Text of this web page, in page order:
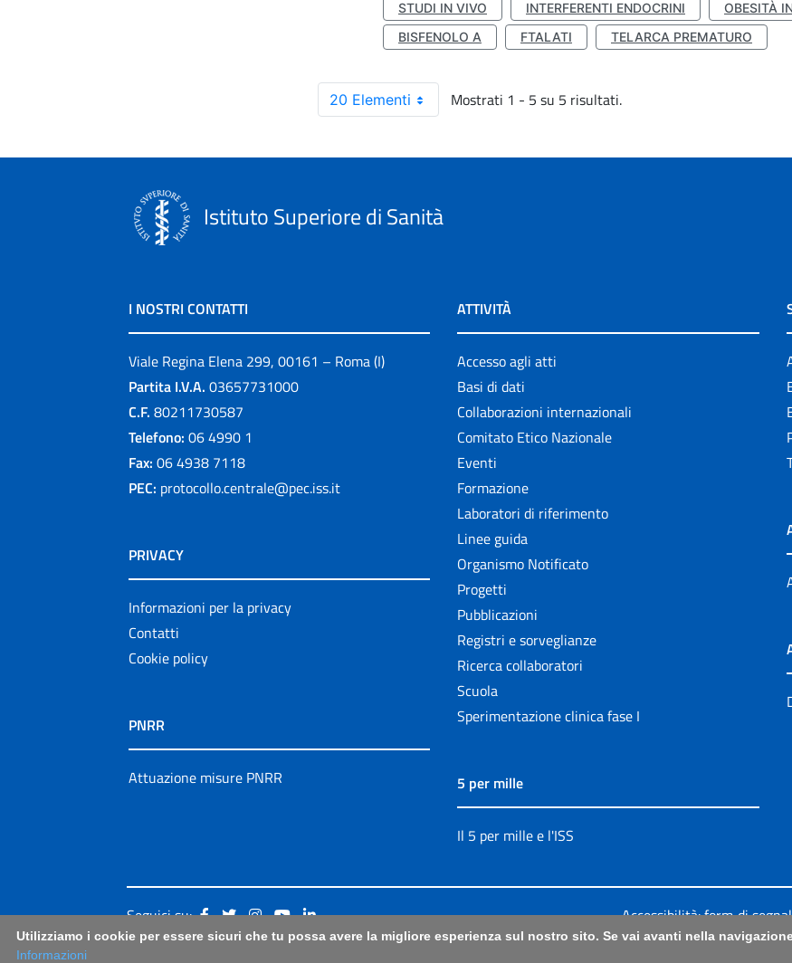
STUDI IN VIVO
INTERFERENTI ENDOCRINI OBESITÀ
BISFENOLO A
FTALATI TELARCA PREMATURO
20 Elementi Mostrati 1 - 5 su 5 risultati.
Istituto Superiore di Sanità
I NOSTRI CONTATTI
Viale Regina Elena 299, 00161 – Roma (I)
Partita I.V.A. 03657731000
C.F. 80211730587
Telefono: 06 4990 1
Fax: 06 4938 7118
PEC: protocollo.centrale@pec.iss.it
PRIVACY
Informazioni per la privacy
Contatti
Cookie policy
PNRR
Attuazione misure PNRR
ATTIVITÀ
Accesso agli atti
Basi di dati
Collaborazioni internazionali
Comitato Etico Nazionale
Eventi
Formazione
Laboratori di riferimento
Linee guida
Organismo Notificato
Progetti
Pubblicazioni
Registri e sorveglianze
Ricerca collaboratori
Scuola
Sperimentazione clinica fase I
5 per mille
Il 5 per mille e l'ISS
Seguici su: Accessibilità: form di
Legali|Sitemap
Utilizziamo i cookie per essere sicuri che tu possa avere la migliore esperienza sul nostro sito. Se vai avanti nella
Informazioni